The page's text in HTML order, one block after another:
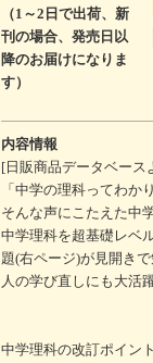
（1～2日で出荷、新
刊の場合、発売日以
降のお届けになりま
す）
内容情報
[日販商品データベース
「中学の理科ってわか
そんな声にこたえた中
中学理科を超基礎レベ
題(右ページ)が見開き
人の学び直しにも大活躍
中学理科の改訂ポイント